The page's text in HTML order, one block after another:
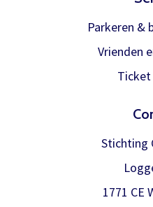
Parkeren &
Vrienden
Ticket
Stichting
1771 CE